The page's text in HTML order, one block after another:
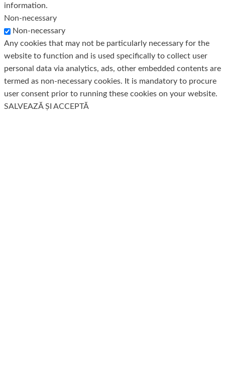
information.
Non-necessary
Non-necessary
Any cookies that may not be particularly necessary for the
website to function and is used specifically to collect user
personal data via analytics, ads, other embedded contents are
termed as non-necessary cookies. It is mandatory to procure
user consent prior to running these cookies on your website.
SALVEAZĂ ȘI ACCEPTĂ